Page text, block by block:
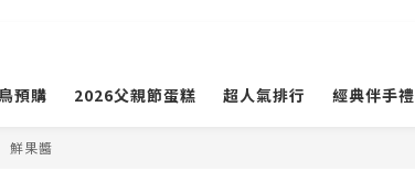
預購
2026父親節蛋糕 超人氣排行 經典伴手禮
鮮果醬